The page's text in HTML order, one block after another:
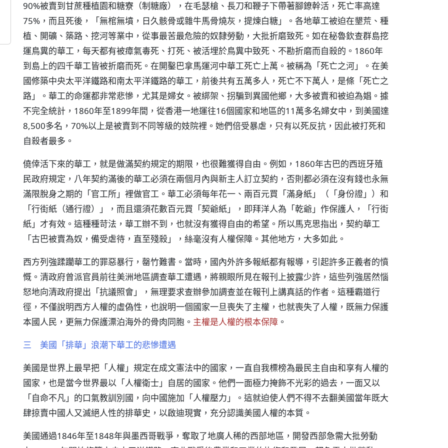
90%被賣到甘蔗種植園和糖寮（制糖廠），在毛瑟槍、長刀和鞭子下帶著腳鐐幹活，死亡率高達
75%，而且死後，「無棺無墳，日久骸骨或雜牛馬骨燒灰，提煉白糖」。各地華工被迫在墾荒、種
植、開礦、築路、挖河等業中，從事最苦最危險的奴隸勞動，大批折磨致死。如在秘魯欽查群島挖
運鳥糞的華工，每天都有被瘴氣毒死、打死、被活埋於鳥糞中致死、不勘折磨而自殺的。1860年
到島上的四千華工皆被折磨而死。在開鑿巴拿馬運河中華工死亡上萬。被稱為「死亡之河」。在美
國修築中央太平洋鐵路和南太平洋鐵路的華工，前後共有五萬多人，死亡不下萬人，是條「死亡之
路」。華工的命運都非常悲慘，尤其是婦女。被綁架、拐騙到異國他鄉，大多被賣和被迫為娼。據
不完全統計，1860年至1899年間，從香港一地運往16個國家和地區的11萬多名婦女中，到美國達
8,500多名，70%以上是被賣到不同等級的妓院裡。她們倍受暴虐，只有以死反抗，因此被打死和
自殺者最多。
僥倖活下來的華工，就是做滿契約規定的期限，也很難獲得自由。例如，1860年古巴的西班牙殖
民政府規定，八年契約滿後的華工必須在兩個月內與新主人訂立契約，否則都必須在沒有錢也永無
滿限脫身之期的「官工所」裡做官工。華工必須每年花一、兩百元買「滿身紙」（「身份證」）和
「行街紙（通行證）」，而且還須花數百元買「契爺紙」，即拜洋人為「乾爺」作保護人，「行街
紙」才有效。這種種苛法，華工辦不到，也就沒有獲得自由的希望。所以馬克思指出，契約華工
「古巴被賣為奴，備受虐待，直至殘殺」，絲毫沒有人權保障。其他地方，大多如此。
西方列強蹂躪華工的罪惡暴行，罄竹難書。當時，國內外許多報紙都有報導，引起許多正義者的憤
慨。清政府曾派官員前往美洲地區調查華工遭遇，將親眼所見在報刊上披露少許，這些列強居然惱
怒地向清政府提出「抗議照會」，無理要求查辦參加調查並在報刊上講真話的作者。這種霸道行
徑，不僅說明西方人權的虛偽性，也說明一個國家一旦喪失了主權，也就喪失了人權，既無力保護
本國人民，更無力保護漂泊海外的骨肉同胞。 主權是人權的根本保障 。
三 美國「排華」浪潮下華工的悲慘遭遇
美國是世界上最早把「人權」規定在成文憲法中的國家，一直自我標榜為最民主自由和享有人權的
國家，也是當今世界最以「人權衛士」自居的國家。他們一面極力掩飾不光彩的過去，一面又以
「自命不凡」的口氣教訓別國，向中國施加「人權壓力」。這就迫使人們不得不去翻美國當年既大
肆掠賣中國人又滅絕人性的排華史，以啟迪現實，充分認識美國人權的本質。
美國通過1846年至1848年與墨西哥戰爭，奪取了地廣人稀的西部地區，開發西部急需大批勞動